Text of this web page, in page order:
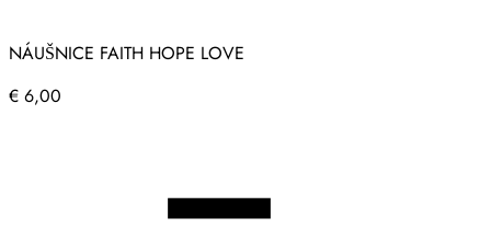
NÁUŠNICE FAITH HOPE LOVE
€ 6,00